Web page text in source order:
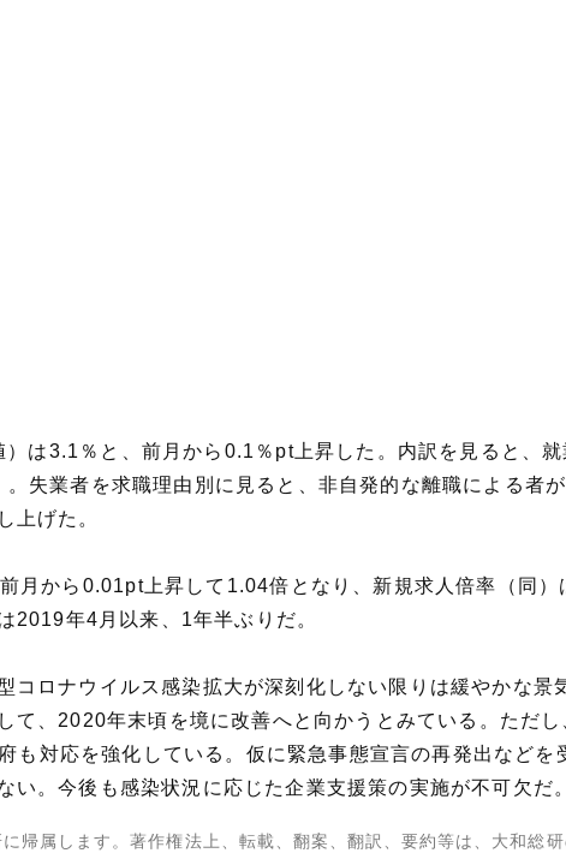
は3.1％と、前月から0.1％pt上昇した。内訳を見ると、
失業者を求職理由別に見ると、非自発的な離職による者
上げた。
月から0.01pt上昇して1.04倍となり、新規求人倍率（同
2019年4月以来、1年半ぶりだ。
ロナウイルス感染拡大が深刻化しない限りは緩やかな景
て、2020年末頃を境に改善へと向かうとみている。ただ
も対応を強化している。仮に緊急事態宣言の再発出など
い。今後も感染状況に応じた企業支援策の実施が不可欠だ。
帰属します。著作権法上、転載、翻案、翻訳、要約等は、大和総